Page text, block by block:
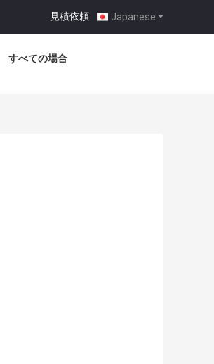
Japanese
見積依頼 |
すべての場合